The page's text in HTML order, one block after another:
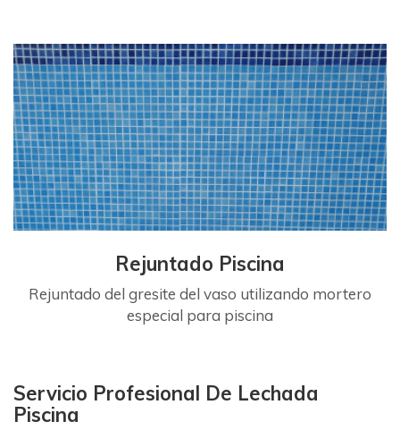
Rejuntado Piscina
Rejuntado del gresite del vaso utilizando mortero
especial para piscina
Servicio Profesional De Lechada
Piscina